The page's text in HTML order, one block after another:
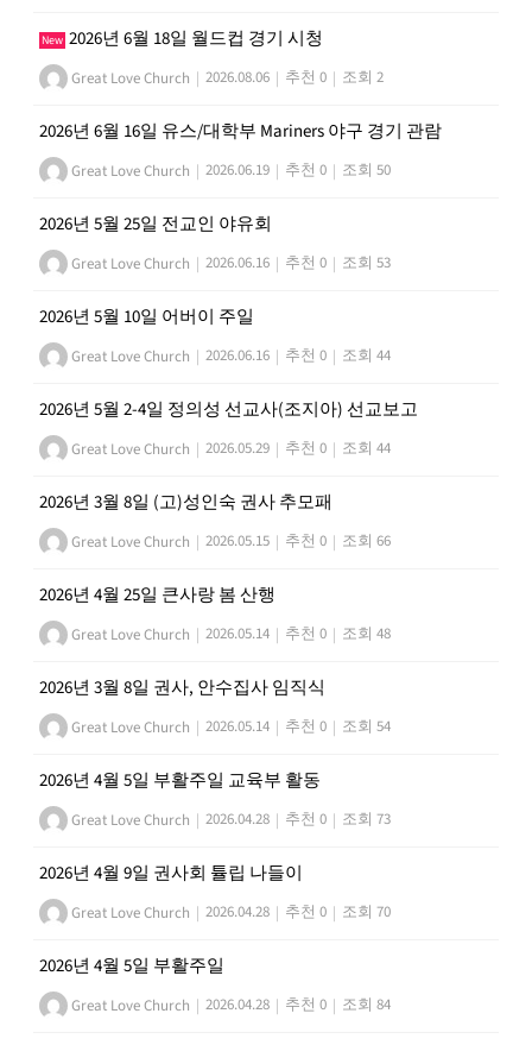
New 2026년 6월 18일 월드컵 경기 시청
Great Love Church | 2026.08.06 | 추천 0 | 조회 2
2026년 6월 16일 유스/대학부 Mariners 야구 경기 관람
Great Love Church | 2026.06.19 | 추천 0 | 조회 50
2026년 5월 25일 전교인 야유회
Great Love Church | 2026.06.16 | 추천 0 | 조회 53
2026년 5월 10일 어버이 주일
Great Love Church | 2026.06.16 | 추천 0 | 조회 44
2026년 5월 2-4일 정의성 선교사(조지아) 선교보고
Great Love Church | 2026.05.29 | 추천 0 | 조회 44
2026년 3월 8일 (고)성인숙 권사 추모패
Great Love Church | 2026.05.15 | 추천 0 | 조회 66
2026년 4월 25일 큰사랑 봄 산행
Great Love Church | 2026.05.14 | 추천 0 | 조회 48
2026년 3월 8일 권사, 안수집사 임직식
Great Love Church | 2026.05.14 | 추천 0 | 조회 54
2026년 4월 5일 부활주일 교육부 활동
Great Love Church | 2026.04.28 | 추천 0 | 조회 73
2026년 4월 9일 권사회 튤립 나들이
Great Love Church | 2026.04.28 | 추천 0 | 조회 70
2026년 4월 5일 부활주일
Great Love Church | 2026.04.28 | 추천 0 | 조회 84